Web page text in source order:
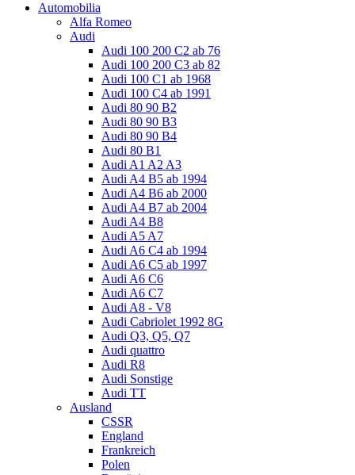
Automobilia
Alfa Romeo
Audi
Audi 100 200 C2 ab 76
Audi 100 200 C3 ab 82
Audi 100 C1 ab 1968
Audi 100 C4 ab 1991
Audi 80 90 B2
Audi 80 90 B3
Audi 80 90 B4
Audi 80 B1
Audi A1 A2 A3
Audi A4 B5 ab 1994
Audi A4 B6 ab 2000
Audi A4 B7 ab 2004
Audi A4 B8
Audi A5 A7
Audi A6 C4 ab 1994
Audi A6 C5 ab 1997
Audi A6 C6
Audi A6 C7
Audi A8 - V8
Audi Cabriolet 1992 8G
Audi Q3, Q5, Q7
Audi quattro
Audi R8
Audi Sonstige
Audi TT
Ausland
CSSR
England
Frankreich
Polen